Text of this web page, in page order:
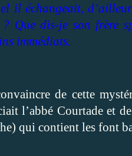
il échangeait,
Que dis-je son frère
immédiats.
de cette
l’abbé Courtade et
qui contient les font